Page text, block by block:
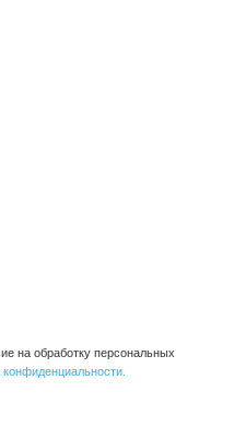
на обработку персональных
конфиденциальности.